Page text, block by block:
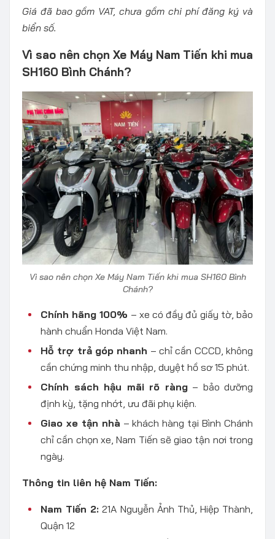
Giá đã bao gồm VAT, chưa gồm chi phí đăng ký và
biển số.
Vì sao nên chọn Xe Máy Nam Tiến khi mua
SH160 Bình Chánh?
Vì sao nên chọn Xe Máy Nam Tiến khi mua SH160 Bình
Chánh?
Chính hãng 100% – xe có đầy đủ giấy tờ, bảo
hành chuẩn Honda Việt Nam.
Hỗ trợ trả góp nhanh – chỉ cần CCCD, không
cần chứng minh thu nhập, duyệt hồ sơ 15 phút.
Chính sách hậu mãi rõ ràng– bảo dưỡng
định kỳ, tặng nhớt, ưu đãi phụ kiện.
Giao xe tận nhà – khách hàng tại Bình Chánh
chỉ cần chọn xe, Nam Tiến sẽ giao tận nơi trong
ngày.
Thông tin liên hệ Nam Tiến:
Nam Tiến 2: 21A Nguyễn Ảnh Thủ, Hiệp Thành,
Quận 12